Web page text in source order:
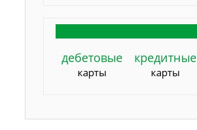
дебетовые
карты
кредитные
карты